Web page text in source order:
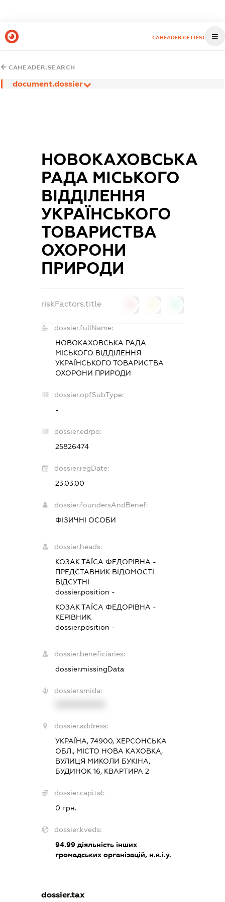
CAHEADER.GETTEST
CAHEADER.SEARCH
document.dossier
НОВОКАХОВСЬКА
РАДА МІСЬКОГО
ВІДДІЛЕННЯ
УКРАЇНСЬКОГО
ТОВАРИСТВА
ОХОРОНИ
ПРИРОДИ
riskFactors.title
dossier.fullName:
НОВОКАХОВСЬКА РАДА
МІСЬКОГО ВІДДІЛЕННЯ
УКРАЇНСЬКОГО ТОВАРИСТВА
ОХОРОНИ ПРИРОДИ
dossier.opfSubType:
-
dossier.edrpo:
25826474
dossier.regDate:
23.03.00
dossier.foundersAndBenef:
ФІЗИЧНІ ОСОБИ
dossier.heads:
КОЗАК ТАЇСА ФЕДОРІВНА -
ПРЕДСТАВНИКВІДОМОСТІ
ВІДСУТНІ
dossier.position -
КОЗАК ТАЇСА ФЕДОРІВНА -
КЕРІВНИК
dossier.position -
dossier.beneficiaries:
dossier.missingData
dossier.smida:
dossier.address:
УКРАЇНА, 74900, ХЕРСОНСЬКА
ОБЛ., МІСТО НОВА КАХОВКА,
ВУЛИЦЯ МИКОЛИ БУКІНА,
БУДИНОК 16, КВАРТИРА 2
dossier.capital:
0 грн.
dossier.kveds:
94.99діяльність інших
громадських організацій, н.в.і.у.
dossier.tax